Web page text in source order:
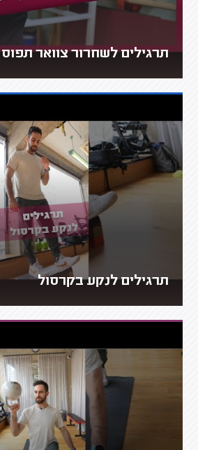
תרגילים לשחרור צוואר תפוס
תרגילים לנקע בקרסול